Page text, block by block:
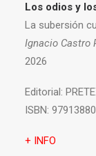
Los odios y
La subersión
Ignacio Castro
2026
Editorial:
ISBN:
+ INFO